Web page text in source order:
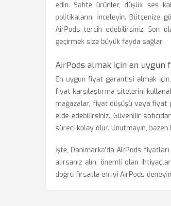
edin. Sahte ürünler, düşük ses
politikalarını inceleyin. Bütçenize
AirPods tercih edebilirsiniz. Son
geçirmek size büyük fayda sağlar.
AirPods almak için en uygun
En uygun fiyat garantisi almak
fiyat karşılaştırma sitelerini
mağazalar, fiyat düşüşü veya fiyat
elde edebilirsiniz. Güvenilir
süreci kolay olur. Unutmayın,
İşte, Danimarka’da AirPods
alırsanız alın, önemli olan
doğru fırsatla en iyi AirPods